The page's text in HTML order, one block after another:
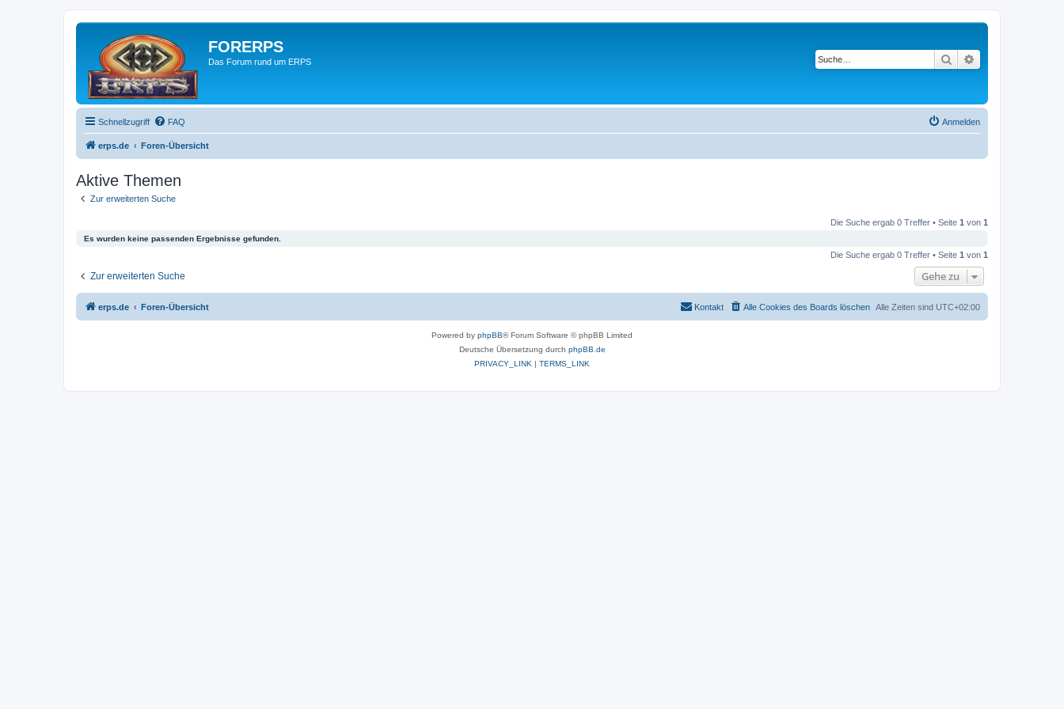
FORERPS
Das Forum rund um ERPS Suche
Schnellzugriff FAQ Anmelden
erps.de Foren-Übersicht
Aktive Themen
Zur erweiterten Suche
Die Suche ergab 0 Treffer • Seite 1 von 1
Es wurden keine passenden Ergebnisse gefunden.
Die Suche ergab 0 Treffer • Seite 1 von 1
Zur erweiterten Suche Gehe zu
erps.de Foren-Übersicht Alle Zeiten sind UTC+02:00
Alle Cookies des Boards löschen
Kontakt
Powered by phpBB® Forum Software © phpBB Limited
Deutsche Übersetzung durch phpBB.de
PRIVACY_LINK | TERMS_LINK